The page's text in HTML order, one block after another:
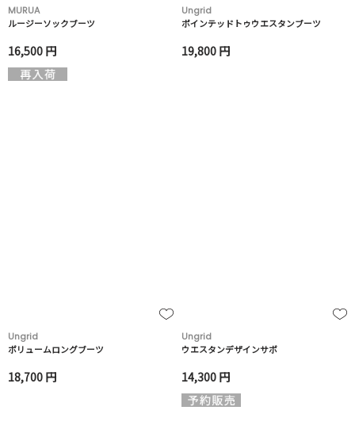
MURUA
ルージーソックブーツ
16,500 円
Ungrid
ポインテッドトゥウエスタンブーツ
19,800 円
Ungrid
ボリュームロングブーツ
18,700 円
Ungrid
ウエスタンデザインサボ
14,300 円